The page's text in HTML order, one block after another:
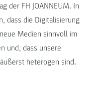
der FH JOANNEUM. In
dass die Digitalisierung
Medien sinnvoll im
und, dass unsere
heterogen sind.